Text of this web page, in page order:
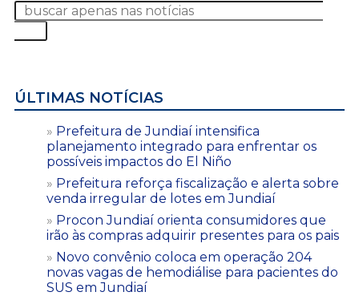
ÚLTIMAS NOTÍCIAS
Prefeitura de Jundiaí intensifica
planejamento integrado para enfrentar os
possíveis impactos do El Niño
Prefeitura reforça fiscalização e alerta sobre
venda irregular de lotes em Jundiaí
Procon Jundiaí orienta consumidores que
irão às compras adquirir presentes para os pais
Novo convênio coloca em operação 204
novas vagas de hemodiálise para pacientes do
SUS em Jundiaí